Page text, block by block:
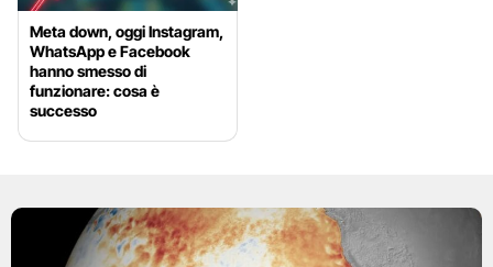
Meta down, oggi Instagram,
WhatsApp e Facebook
hanno smesso di
funzionare: cosa è
successo